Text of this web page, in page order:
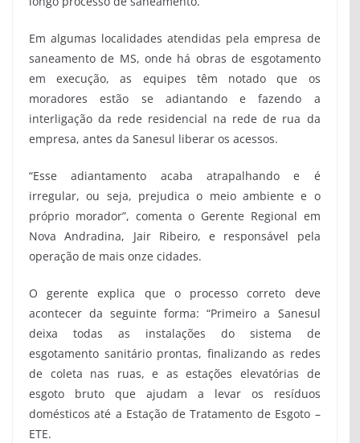
Em algumas localidades atendidas pela empresa de
saneamento de MS, onde há obras de esgotamento
em execução, as equipes têm notado que os
moradores estão se adiantando e fazendo a
interligação da rede residencial na rede de rua da
empresa, antes da Sanesul liberar os acessos.
“Esse adiantamento acaba atrapalhando e é
irregular, ou seja, prejudica o meio ambiente e o
próprio morador”, comenta o Gerente Regional em
Nova Andradina, Jair Ribeiro, e responsável pela
operação de mais onze cidades.
O gerente explica que o processo correto deve
acontecer da seguinte forma: “Primeiro a Sanesul
deixa todas as instalações do sistema de
esgotamento sanitário prontas, finalizando as redes
de coleta nas ruas, e as estações elevatórias de
esgoto bruto que ajudam a levar os resíduos
domésticos até a Estação de Tratamento de Esgoto –
ETE.